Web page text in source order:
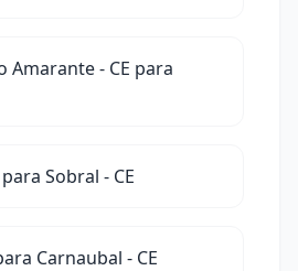
Amarante - CE para
Sobral - CE
Carnaubal - CE